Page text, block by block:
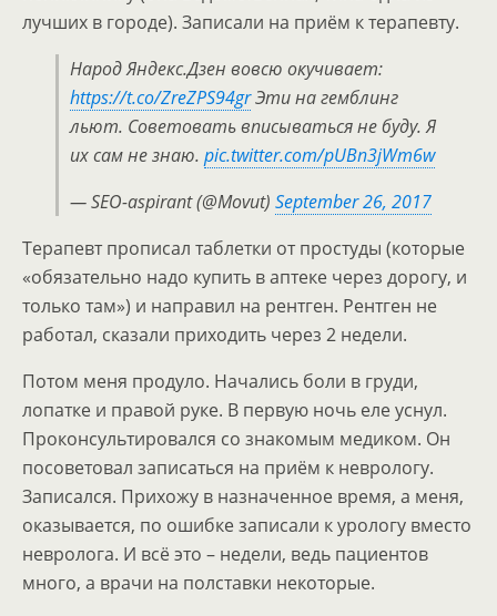
лучших в городе). Записали на приём к терапевту.
Народ Яндекс.Дзен вовсю окучивает:
https://t.co/ZreZPS94grЭти на гемблинг
льют. Советовать вписываться не буду. Я
их сам не знаю. pic.twitter.com/pUBn3jWm6w
— SEO-aspirant (@Movut) September 26, 2017
Терапевт прописал таблетки от простуды (которые
«обязательно надо купить в аптеке через дорогу, и
только там») и направил на рентген. Рентген не
работал, сказали приходить через 2 недели.
Потом меня продуло. Начались боли в груди,
лопатке и правой руке. В первую ночь еле уснул.
Проконсультировался со знакомым медиком. Он
посоветовал записаться на приём к неврологу.
Записался. Прихожу в назначенное время, а меня,
оказывается, по ошибке записали к урологу вместо
невролога. И всё это – недели, ведь пациентов
много, а врачи на полставки некоторые.